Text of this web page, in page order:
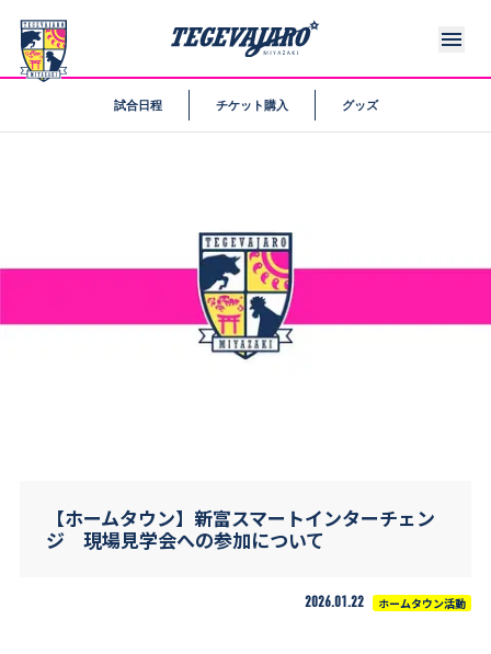
試合日程 チケット購入 グッズ
【ホームタウン】新富スマートインターチェン
ジ 現場見学会への参加について
2026.01.22 ホームタウン活動